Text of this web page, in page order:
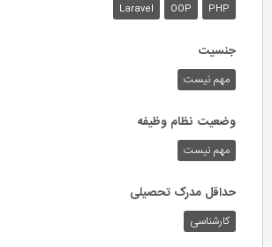
PHP
OOP
Laravel
جنسیت
مهم نیست
وضعیت نظام وظیفه
مهم‌ نیست
حداقل مدرک تحصیلی
کارشناسی